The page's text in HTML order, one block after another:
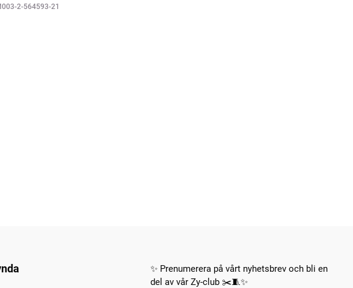
2-564593-21
✨ Prenumerera på vårt nyhetsbrev och bli en
del av vår Zy-club ✂️🧵✨